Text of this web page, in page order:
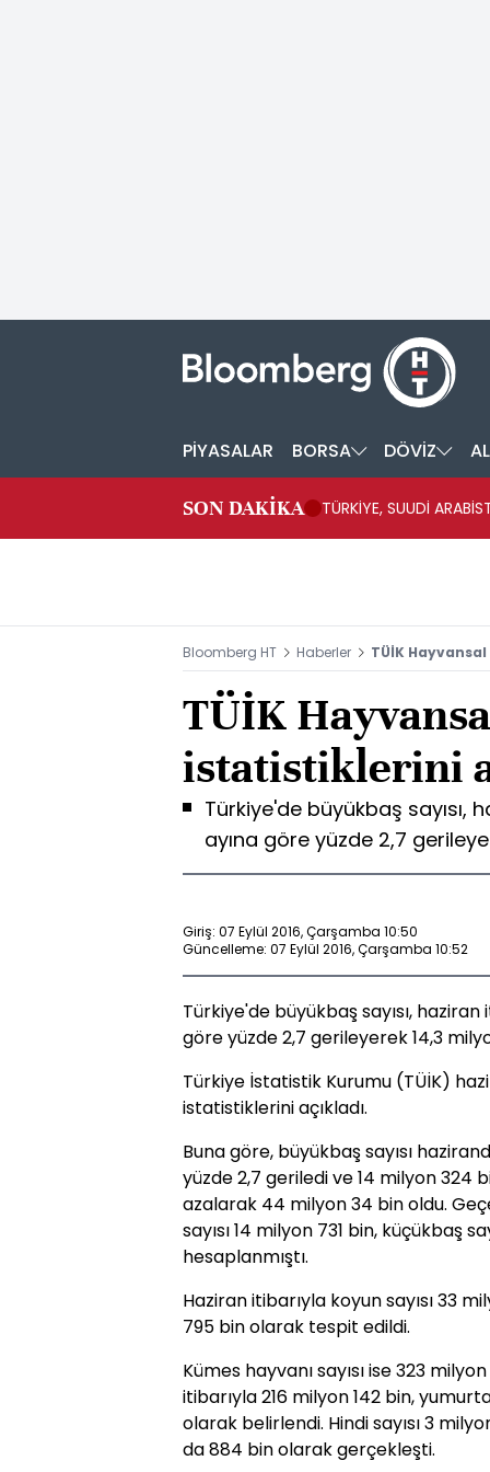
PİYASALAR BORSA DÖVİZ
SON DAKİKA TÜRKİYE, SUUDİ
Bloomberg HT Haberler TÜİK
TÜİK
istatistiklerini
Türkiye'de büyükbaş sayısı,
ayına göre yüzde 2,7
Giriş: 07 Eylül 2016, Çarşamba 10:50
Güncelleme: 07 Eylül 2016, Çarşamba 10:52
Türkiye'de büyükbaş sayısı,
göre yüzde 2,7 gerileyerek 14,3
Türkiye İstatistik Kurumu (TÜİK)
istatistiklerini açıkladı.
Buna göre, büyükbaş sayısı
yüzde 2,7 geriledi ve 14 milyon 324
azalarak 44 milyon 34 bin oldu.
sayısı 14 milyon 731 bin, küçükbaş
hesaplanmıştı.
Haziran itibarıyla koyun sayısı 33
795 bin olarak tespit edildi.
Kümes hayvanı sayısı ise 323
itibarıyla 216 milyon 142 bin,
olarak belirlendi. Hindi sayısı 3
da 884 bin olarak gerçekleşti.